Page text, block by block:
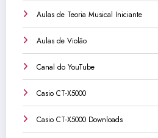
Aulas de Teoria Musical Iniciante
Aulas de Violão
Canal do YouTube
Casio CT-X5000
Casio CT-X5000 Downloads